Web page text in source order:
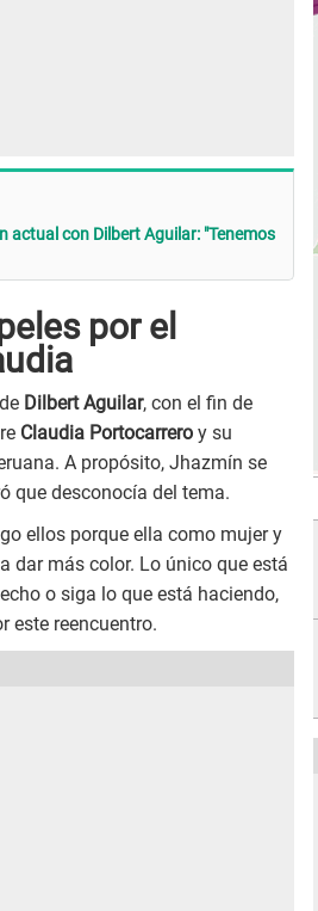
actual con Dilbert Aguilar: "Tenemos
por el
Dilbert Aguilar, con el fin de
Claudia Portocarrero y su
A propósito, Jhazmín se
que desconocía del tema.
ellos porque ella como mujer y
dar más color. Lo único que está
o siga lo que está haciendo,
este reencuentro.